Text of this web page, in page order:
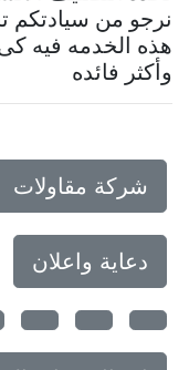
نرجو من سيادتكم
هذه الخدمه فيه كى
وأكثر فائده
شركة مقاولات
دعاية واعلان